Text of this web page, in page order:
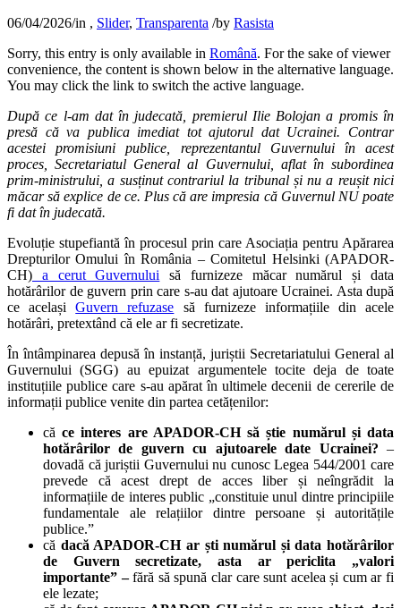
06/04/2026/in , Slider, Transparenta /by Rasista
Sorry, this entry is only available in Română. For the sake of viewer
convenience, the content is shown below in the alternative language.
You may click the link to switch the active language.
După ce l-am dat în judecată, premierul Ilie Bolojan a promis în
presă că va publica imediat tot ajutorul dat Ucrainei. Contrar
acestei promisiuni publice, reprezentantul Guvernului în acest
proces, Secretariatul General al Guvernului, aflat în subordinea
prim-ministrului, a susținut contrariul la tribunal și nu a reușit nici
măcar să explice de ce. Plus că are impresia că Guvernul NU poate
fi dat în judecată.
Evoluție stupefiantă în procesul prin care Asociația pentru Apărarea
Drepturilor Omului în România – Comitetul Helsinki (APADOR-
CH) a cerut Guvernului să furnizeze măcar numărul și data
hotărârilor de guvern prin care s-au dat ajutoare Ucrainei. Asta după
ce acelașiGuvern refuzase să furnizeze informațiile din acele
hotărâri, pretextând că ele ar fi secretizate.
În întâmpinarea depusă în instanță, juriștii Secretariatului General al
Guvernului (SGG) au epuizat argumentele tocite deja de toate
instituțiile publice care s-au apărat în ultimele decenii de cererile de
informații publice venite din partea cetățenilor:
căce interes are APADOR-CH să știe numărul și data
hotărârilor de guvern cu ajutoarele date Ucrainei? –
dovadă că juriștii Guvernului nu cunosc Legea 544/2001 care
prevede că acest drept de acces liber și neîngrădit la
informațiile de interes public „constituie unul dintre principiile
fundamentale ale relațiilor dintre persoane și autoritățile
publice.”
că dacă APADOR-CH ar ști numărul și data hotărârilor
de Guvern secretizate, asta ar periclita „valori
importante” –fără să spună clar care sunt acelea și cum ar fi
ele lezate;